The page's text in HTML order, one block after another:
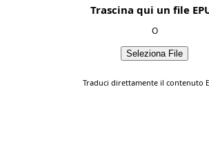
Trascina qui un file
O
Seleziona File
Traduci direttamente il contenuto